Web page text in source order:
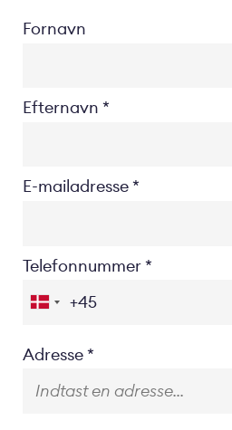
Fornavn
Efternavn
E-mailadresse
Telefonnummer
Location
Adresse